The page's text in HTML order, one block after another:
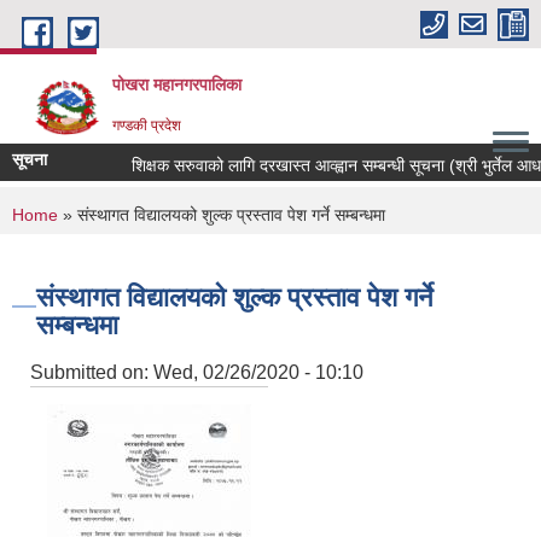
Skip to main content
पोखरा महानगरपालिका
गण्डकी प्रदेश
सूचना शिक्षक सरुवाको लागि दरखास्त आव्ह्वान सम्बन्धी सूचना (श्री भुर्तेल
You are here
Home » संस्थागत विद्यालयको शुल्क प्रस्ताव पेश गर्ने सम्बन्धमा
संस्थागत विद्यालयको शुल्क प्रस्ताव पेश गर्ने
सम्बन्धमा
Submitted on: Wed, 02/26/2020 - 10:10